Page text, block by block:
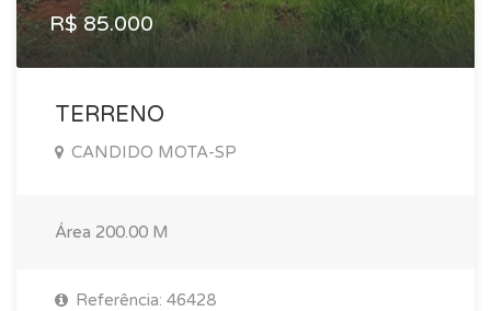
R$ 85.000
TERRENO
CANDIDO MOTA-SP
Área 200.00 M
Referência: 46428